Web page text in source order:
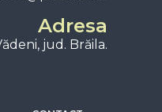
Adresa
jud. Brăila.